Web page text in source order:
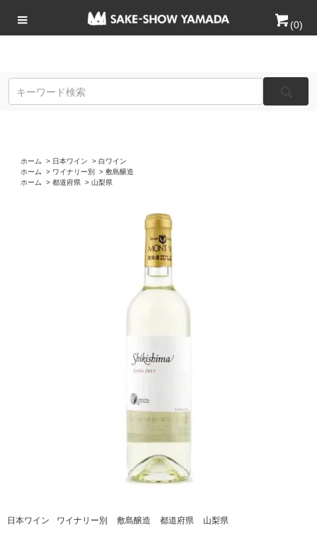
(0)
ホーム > 日本ワイン > 白ワイン
ホーム
> ワイナリー別 > 敷島醸造
ホーム
> 都道府県 > 山梨県
日本ワイン ワイナリー別 敷島醸造 都道府県 山梨県